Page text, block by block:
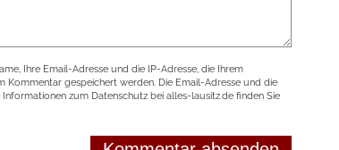
Ihre Email-Adresse und die IP-Adresse, die Ihrem
Kommentar gespeichert werden. Die Email-Adresse und die
zum Datenschutz bei alles-lausitz.de finden Sie